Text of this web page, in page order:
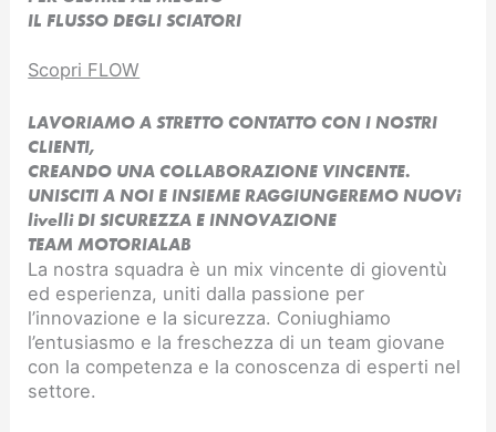
IL FLUSSO DEGLI SCIATORI
Scopri FLOW
LAVORIAMO A STRETTO CONTATTO CON I NOSTRI
CLIENTI,
CREANDO UNA COLLABORAZIONE VINCENTE.
UNISCITI A NOI E INSIEME RAGGIUNGEREMO NUOVi
livelli DI SICUREZZA E INNOVAZIONE​
TEAM MOTORIALAB
La nostra squadra è un mix vincente di gioventù
ed esperienza, uniti dalla passione per
l’innovazione e la sicurezza. Coniughiamo
l’entusiasmo e la freschezza di un team giovane
con la competenza e la conoscenza di esperti nel
settore.